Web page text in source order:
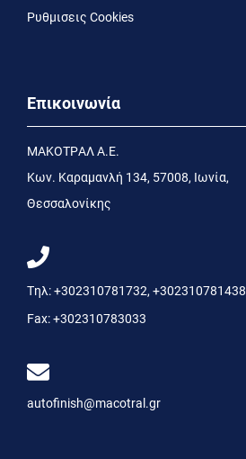
Ρυθμισεις Cookies
Επικοινωνία
MΑΚΟΤΡΑΛ Α.Ε.
Kων. Kαραμανλή 134, 57008, Ιωνία,
Θεσσαλονίκης
Τηλ:+302310781732, +302310781438
Fax:+302310783033
autofinish@macotral.gr